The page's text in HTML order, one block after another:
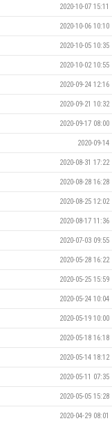
2020-10-07 15:11
2020-10-06 10:10
2020-10-05 10:35
2020-10-02 10:55
2020-09-24 12:16
2020-09-21 10:32
2020-09-17 08:00
2020-09-14
2020-08-31 17:22
2020-08-28 16:28
2020-08-25 12:02
2020-08-17 11:36
2020-07-03 09:55
2020-05-28 16:22
2020-05-25 15:59
2020-05-24 10:04
2020-05-19 10:00
2020-05-18 16:18
2020-05-14 18:12
2020-05-11 07:35
2020-05-05 15:28
2020-04-29 08:01